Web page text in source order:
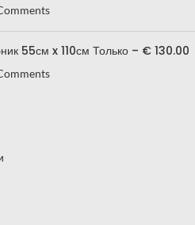
55см x 110см Только – € 130.00